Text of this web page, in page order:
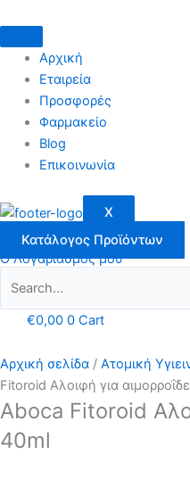
στο
περιεχόμενο
Αρχική
Εταιρεία
Προσφορές
Φαρμακείο
Blog
Επικοινωνία
X
Κατάλογος Προϊόντων
Ο Λογαριασμός μου
€0,00 0 Cart
Αρχική σελίδα / Ατομική
Fitoroid Αλοιφή για
Aboca Fitoroid
40ml